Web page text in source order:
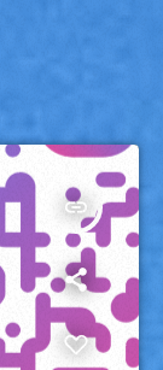
insert_link